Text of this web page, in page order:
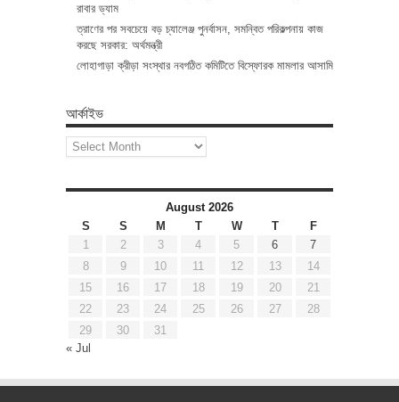
রাবার ড্যাম
ত্রাণের পর সবচেয়ে বড় চ্যালেঞ্জ পুনর্বাসন, সমন্বিত পরিকল্পনায় কাজ
করছে সরকার: অর্থমন্ত্রী
লোহাগাড়া ক্রীড়া সংস্থার নবগঠিত কমিটিতে বিস্ফোরক মামলার আসামি
আর্কাইভ
আর্কাইভ
August 2026
S
S M T W T
F
1
2 3 4 5 6
7
8
9 10 11 12 13
14
15
16 17 18 19 20
21
22
23 24 25 26 27
28
29
30
31
« Jul